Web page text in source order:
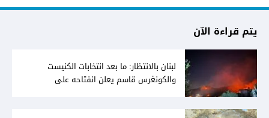
يتم قراءة الآن
لبنان بالانتظار: ما بعد انتخابات الكنيست
والكونغرس قاسم يعلن انفتاحه على